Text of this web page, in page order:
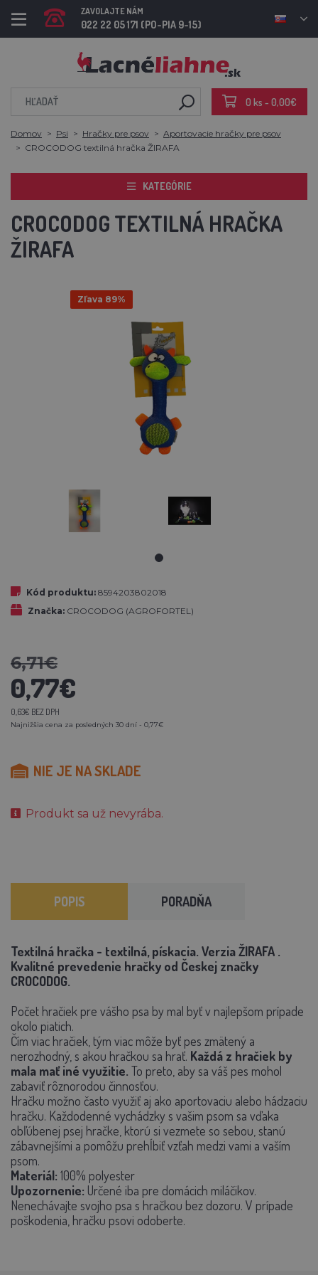
ZAVOLAJTE NÁM
022 22 05 171 (PO-PIA 9-15)
0 ks - 0,00€
Domov Psi Hračky pre psov
Aportovacie hračky pre psov
CROCODOG textilná hračka ŽIRAFA
KATEGÓRIE
CROCODOG TEXTILNÁ HRAČKA
ŽIRAFA
Zľava 89%
Kód produktu: 8594203802018
Značka: CROCODOG (AGROFORTEL)
6,71€
0,77€
0,63€ BEZ DPH
Najnižšia cena za posledných 30 dní - 0,77€
NIE JE NA SKLADE
Produkt sa už nevyrába.
POPIS PORADŇA
Textilná hračka - textilná, pískacia. VerziaŽIRAFA .
Kvalitné prevedenie hračky od Českej značky
CROCODOG.
Počet hračiek pre vášho psa by mal byť v najlepšom prípade
okolo piatich.
Čím viac hračiek, tým viac môže byť pes zmätený a
nerozhodný, s akou hračkou sa hrať. Každá z hračiek by
mala mať iné využitie. To preto, aby sa váš pes mohol
zabaviť rôznorodou činnosťou.
Hračku možno často využiť aj ako aportovaciu alebo hádzaciu
hračku. Každodenné vychádzky s vašim psom sa vďaka
obľúbenej psej hračke, ktorú si vezmete so sebou, stanú
zábavnejšími a pomôžu prehĺbiť vzťah medzi vami a vaším
psom.
Materiál: 100% polyester
Upozornenie: Určené iba pre domácich miláčikov.
Nenechávajte svojho psa s hračkou bez dozoru. V prípade
poškodenia, hračku psovi odoberte.